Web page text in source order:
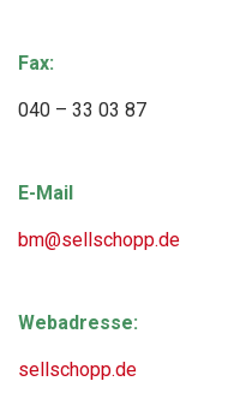
Fax:
040 – 33 03 87
E-Mail
bm@sellschopp.de
Webadresse:
sellschopp.de